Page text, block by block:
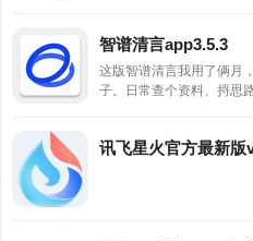
智谱清言app3.5.3
这版智谱清言我用了俩月
子。日常查个资料、捋思
讯飞星火官方最新版